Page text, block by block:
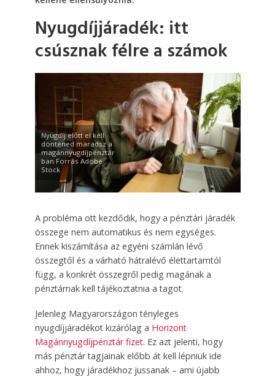
Nyugdíjjáradék: itt
csúsznak félre a számok
Nyugdíj előtt el kell
döntened maradsz a
magánnyugdíjpénztár
ban Forrás Adobe
Stock
A probléma ott kezdődik, hogy a pénztári járadék
összege nem automatikus és nem egységes.
Ennek kiszámítása az egyéni számlán lévő
összegtől és a várható hátralévő élettartamtól
függ, a konkrét összegről pedig magának a
pénztárnak kell tájékoztatnia a tagot.
Jelenleg Magyarországon tényleges
nyugdíjjáradékot kizárólag a Horizont
Magánnyugdíjpénztár fizet. Ez azt jelenti, hogy
más pénztár tagjainak előbb át kell lépniük ide
ahhoz, hogy járadékhoz jussanak – ami újabb